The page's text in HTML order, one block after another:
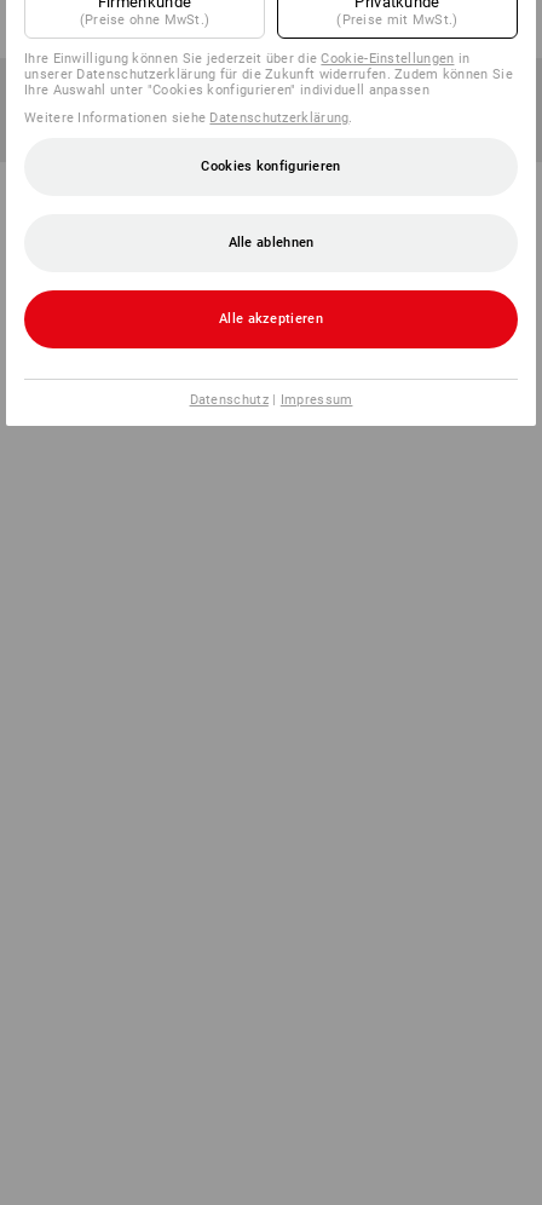
(Preise ohne MwSt.) (Preise mit MwSt.)
Ihre Einwilligung können Sie jederzeit über dieCookie-Einstellungen in
unserer Datenschutzerklärung für die Zukunft widerrufen. Zudem können Sie
Ihre Auswahl unter "Cookies konfigurieren" individuell anpassen
Weitere Informationen siehe Datenschutzerklärung.
Cookies konfigurieren
Alle ablehnen
Alle akzeptieren
Datenschutz| Impressum